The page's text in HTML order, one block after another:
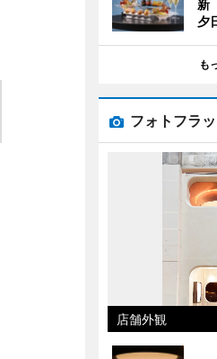
新
夕
も
フォトフラ
店舗外観